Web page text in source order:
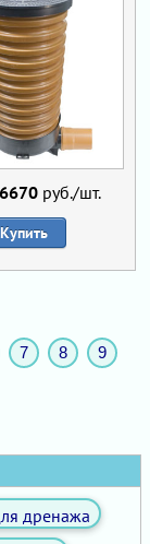
руб./шт.
Купить
7 8
9
дренажа